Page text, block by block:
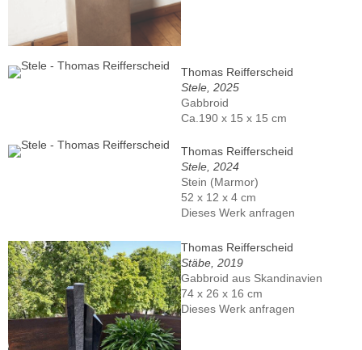
Thomas Reifferscheid
Stele, 2025
Gabbroid
Ca.190 x 15 x 15 cm
Thomas Reifferscheid
Stele, 2024
Stein (Marmor)
52 x 12 x 4 cm
Dieses Werk anfragen
Thomas Reifferscheid
Stäbe, 2019
Gabbroid aus Skandinavien
74 x 26 x 16 cm
Dieses Werk anfragen